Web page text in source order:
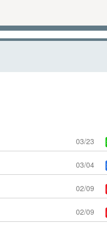
03/23
03/04
02/09
02/09